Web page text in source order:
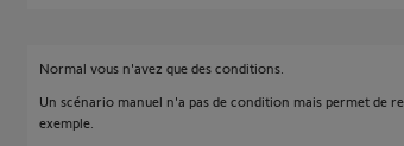
Normal vous n'avez que des conditions.
Un scénario manuel n'a pas de condition mais permet de
exemple.